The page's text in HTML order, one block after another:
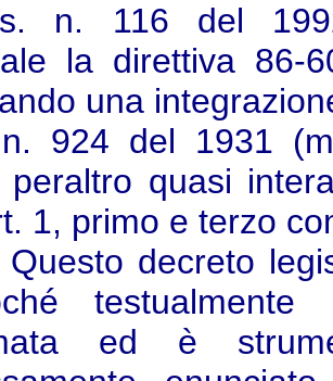
n. 116 del
la direttiva 86-
una
924 del 1931
peraltro quasi
1, primo e terzo
Questo decreto
ed è